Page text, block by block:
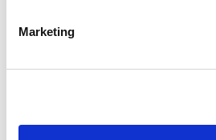
Marketing